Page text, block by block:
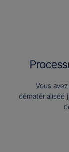
Vous
dématérialisée